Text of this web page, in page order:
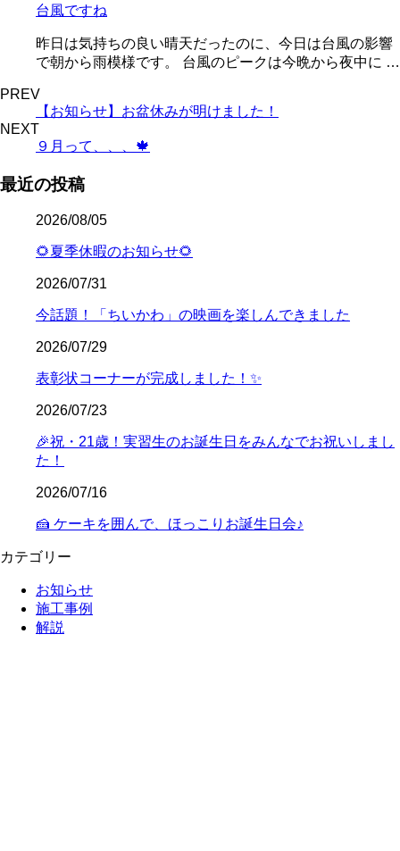
台風ですね
昨日は気持ちの良い晴天だったのに、今日は台風の影響
で朝から雨模様です。 台風のピークは今晩から夜中に …
PREV
【お知らせ】お盆休みが明けました！
NEXT
９月って、、、🍁
最近の投稿
2026/08/05
🌻夏季休暇のお知らせ🌻
2026/07/31
今話題！「ちいかわ」の映画を楽しんできました
2026/07/29
表彰状コーナーが完成しました！✨
2026/07/23
🎉祝・21歳！実習生のお誕生日をみんなでお祝いしまし
た！
2026/07/16
🍰 ケーキを囲んで、ほっこりお誕生日会♪
カテゴリー
お知らせ
施工事例
解説